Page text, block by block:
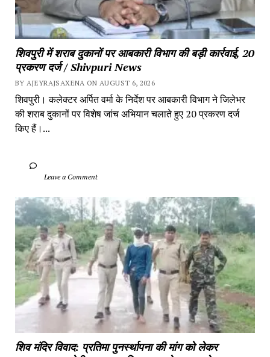
शिवपुरी में शराब दुकानों पर आबकारी विभाग की बड़ी कार्रवाई, 20
प्रकरण दर्ज / Shivpuri News
BY AJEYRAJSAXENA ON AUGUST 6, 2026
शिवपुरी। कलेक्टर अर्पित वर्मा के निर्देश पर आबकारी विभाग ने जिलेभर
की शराब दुकानों पर विशेष जांच अभियान चलाते हुए 20 प्रकरण दर्ज
किए हैं।...
		Leave a Comment
शिव मंदिर विवाद: प्रतिमा पुनर्स्थापना की मांग को लेकर